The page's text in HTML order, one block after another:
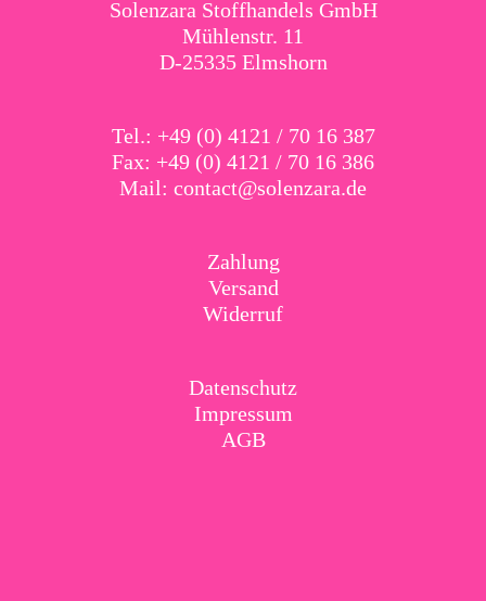
Solenzara Stoffhandels GmbH
Mühlenstr. 11
D-25335 Elmshorn
Tel.: +49 (0) 4121 / 70 16 387
Fax: +49 (0) 4121 / 70 16 386
Mail: contact@solenzara.de
Zahlung
Versand
Widerruf
Datenschutz
Impressum
AGB